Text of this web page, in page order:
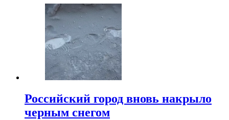
Российский город вновь накрыло
черным снегом